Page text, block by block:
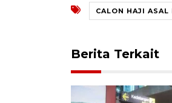
CALON HAJI ASAL
Berita Terkait